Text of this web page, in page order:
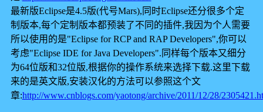
最新版Eclipse是4.5版(代号Mars),同时Eclipse还分很多个定
制版本,每个定制版本都预装了不同的插件,我因为个人需要
所以使用的是"Eclipse for RCP and RAP Developers",你可以
考虑"Eclipse IDE for Java Developers".同样每个版本又细分
为64位版和32位版,根据你的操作系统来选择下载.这里下载
来的是英文版,安装汉化的方法可以参照这个文
章:http://www.cnblogs.com/yaotong/archive/2011/12/28/